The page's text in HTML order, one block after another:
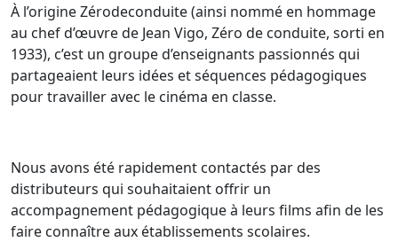
À l’origine Zérodeconduite (ainsi nommé en hommage
au chef d’œuvre de Jean Vigo, Zéro de conduite, sorti en
1933), c’est un groupe d’enseignants passionnés qui
partageaient leurs idées et séquences pédagogiques
pour travailler avec le cinéma en classe.
Nous avons été rapidement contactés par des
distributeurs qui souhaitaient offrir un
accompagnement pédagogique à leurs films afin de les
faire connaître aux établissements scolaires.